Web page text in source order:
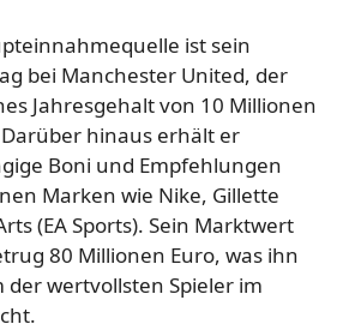
ist sein
bei Manchester United, der
Jahresgehalt von 10 Millionen
hinaus erhält er
Boni und Empfehlungen
Marken wie Nike, Gillette
(EA Sports). Sein Marktwert
80 Millionen Euro, was ihn
der wertvollsten Spieler im